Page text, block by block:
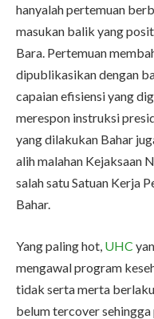
hanyalah pertemuan
masukan balik yang
Bara. Pertemuan
dipublikasikan dengan
capaian efisiensi yang
merespon instruksi
yang dilakukan Bahar
alih malahan Kejaksaan
salah satu Satuan Kerja
Bahar.
Yang paling hot, UHC
mengawal program
tidak serta merta
belum tercover